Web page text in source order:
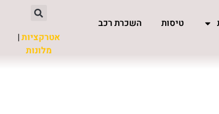
טיסות
השכרת רכב
אטרקציות|
מלונות